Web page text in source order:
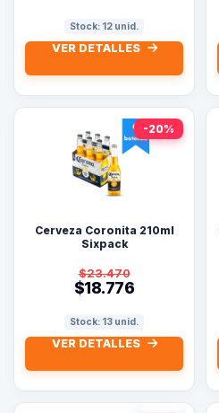
Stock: 12 unid.
VER DETALLES
-20%
Cerveza Coronita 210ml
Sixpack
$23.470
$18.776
Stock: 13 unid.
VER DETALLES